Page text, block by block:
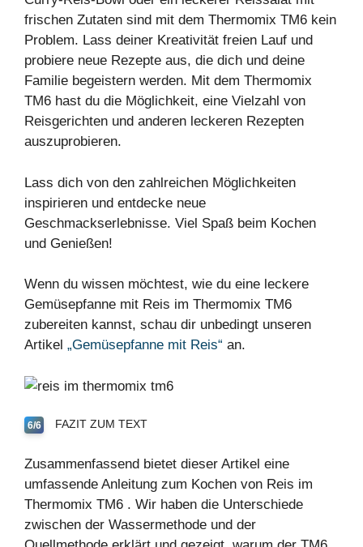
frischen Zutaten sind mit dem Thermomix TM6 kein
Problem. Lass deiner Kreativität freien Lauf und
probiere neue Rezepte aus, die dich und deine
Familie begeistern werden. Mit dem Thermomix
TM6 hast du die Möglichkeit, eine Vielzahl von
Reisgerichten und anderen leckeren Rezepten
auszuprobieren.
Lass dich von den zahlreichen Möglichkeiten
inspirieren und entdecke neue
Geschmackserlebnisse. Viel Spaß beim Kochen
und Genießen!
Wenn du wissen möchtest, wie du eine leckere
Gemüsepfanne mit Reis im Thermomix TM6
zubereiten kannst, schau dir unbedingt unseren
Artikel „Gemüsepfanne mit Reis“ an.
6/6 FAZIT ZUM TEXT
Zusammenfassend bietet dieser Artikel eine
umfassende Anleitung zum Kochen von Reis im
Thermomix TM6 . Wir haben die Unterschiede
zwischen der Wassermethode und der